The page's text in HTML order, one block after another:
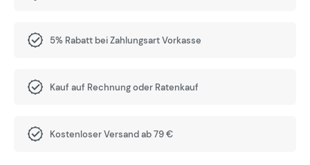
5% Rabatt bei Zahlungsart Vorkasse
Kauf auf Rechnung oder Ratenkauf
Kostenloser Versand ab 79 €